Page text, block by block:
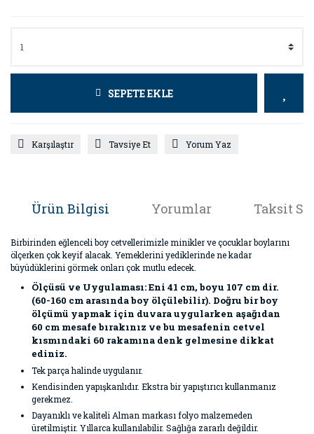
SEPETE EKLE
Karşılaştır Tavsiye Et Yorum Yaz
Ürün Bilgisi Yorumlar Taksit
Birbirinden eğlenceli boy cetvellerimizle minikler ve çocuklar boylarını
ölçerken çok keyif alacak. Yemeklerini yediklerinde ne kadar
büyüdüklerini görmek onları çok mutlu edecek.
Ölçüsü ve Uygulaması: Eni 41 cm, boyu 107 cm dir.
(60-160 cm arasında boy ölçülebilir). Doğru bir boy
ölçümü yapmak için duvara uygularken aşağıdan
60 cm mesafe bırakınız ve bu mesafenin cetvel
kısmındaki 60 rakamına denk gelmesine dikkat
ediniz.
Tek parça halinde uygulanır.
Kendisinden yapışkanlıdır. Ekstra bir yapıştırıcı kullanmanız
gerekmez.
Dayanıklı ve kaliteli Alman markası folyo malzemeden
üretilmiştir. Yıllarca kullanılabilir. Sağlığa zararlı değildir.